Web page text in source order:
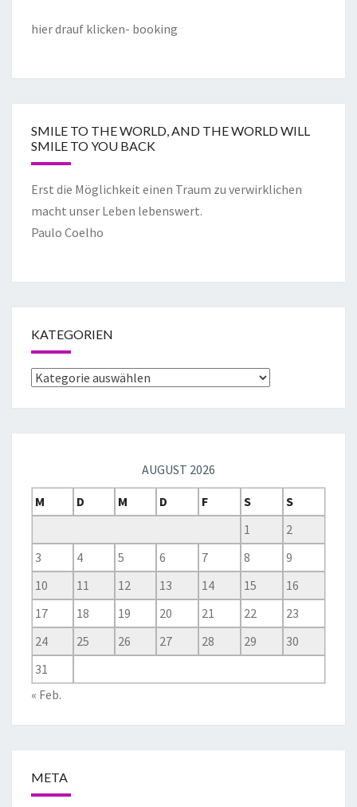
hier drauf klicken- booking
SMILE TO THE WORLD, AND THE WORLD WILL
SMILE TO YOU BACK
Erst die Möglichkeit einen Traum zu verwirklichen
macht unser Leben lebenswert.
Paulo Coelho
KATEGORIEN
AUGUST 2026
M
D M D F S
S
1
2
3
4 5 6 7 8
9
10
11 12 13 14 15
16
17
18 19 20 21 22
23
24
25 26 27 28 29
30
31
« Feb.
META